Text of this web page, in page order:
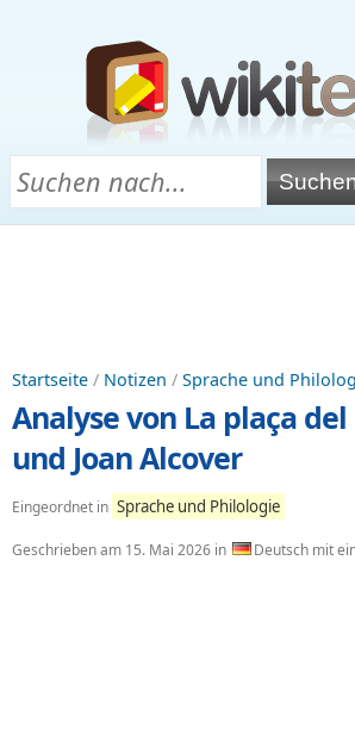
Startseite / Notizen / Sprache und
Analyse von La plaça
und Joan Alcover
Eingeordnet in Sprache und Philologie
Geschrieben am 15. Mai 2026 in Deutsch mit